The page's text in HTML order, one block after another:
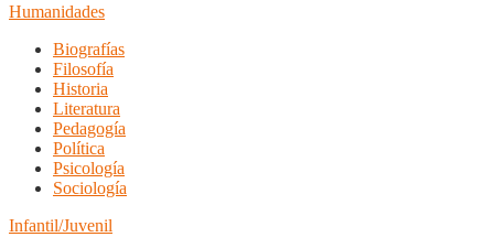
Humanidades
Biografías
Filosofía
Historia
Literatura
Pedagogía
Política
Psicología
Sociología
Infantil/Juvenil